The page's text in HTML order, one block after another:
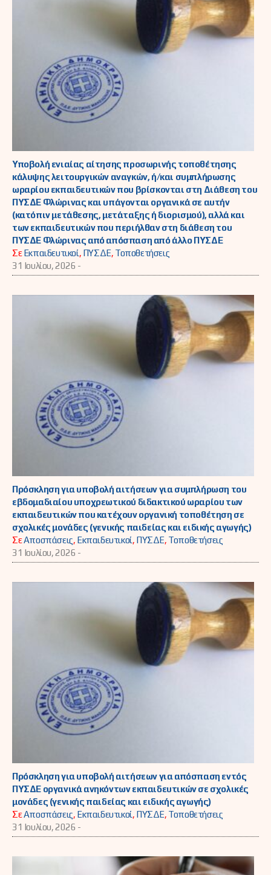
Υποβολή ενιαίας αίτησης προσωρινής τοποθέτησης
κάλυψης λειτουργικών αναγκών, ή/και συμπλήρωσης
ωραρίου εκπαιδευτικών που βρίσκονται στη Διάθεση του
ΠΥΣΔΕ Φλώρινας και υπάγονται οργανικά σε αυτήν
(κατόπιν μετάθεσης, μετάταξης ή διορισμού), αλλά και
των εκπαιδευτικών που περιήλθαν στη διάθεση του
ΠΥΣΔΕ Φλώρινας από απόσπαση από άλλο ΠΥΣΔΕ
ΣεΕκπαιδευτικοί, ΠΥΣΔΕ, Τοποθετήσεις
31 Ιουλίου, 2026 -
Πρόσκληση για υποβολή αιτήσεων για συμπλήρωση του
εβδομαδιαίου υποχρεωτικού διδακτικού ωραρίου των
εκπαιδευτικών που κατέχουν οργανική τοποθέτηση σε
σχολικές μονάδες (γενικής παιδείας και ειδικής αγωγής)
ΣεΑποσπάσεις, Εκπαιδευτικοί, ΠΥΣΔΕ, Τοποθετήσεις
31 Ιουλίου, 2026 -
Πρόσκληση για υποβολή αιτήσεων για απόσπαση εντός
ΠΥΣΔΕ οργανικά ανηκόντων εκπαιδευτικών σε σχολικές
μονάδες (γενικής παιδείας και ειδικής αγωγής)
ΣεΑποσπάσεις, Εκπαιδευτικοί, ΠΥΣΔΕ, Τοποθετήσεις
31 Ιουλίου, 2026 -